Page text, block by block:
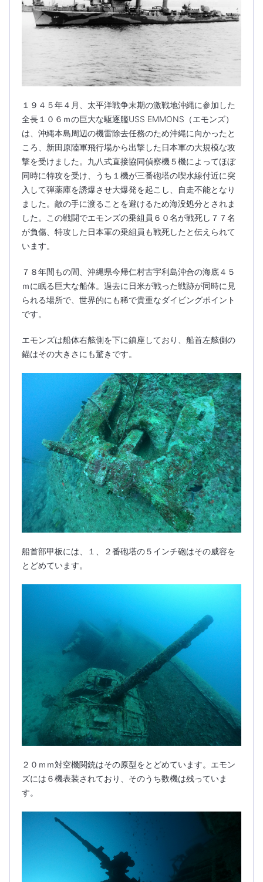
１９４５年４月、太平洋戦争末期の激戦地沖縄に参加した
全長１０６ｍの巨大な駆逐艦USS EMMONS（エモンズ）
は、沖縄本島周辺の機雷除去任務のため沖縄に向かったと
ころ、新田原陸軍飛行場から出撃した日本軍の大規模な攻
撃を受けました。九八式直接協同偵察機５機によってほぼ
同時に特攻を受け、うち１機が三番砲塔の喫水線付近に突
入して弾薬庫を誘爆させ大爆発を起こし、自走不能となり
ました。敵の手に渡ることを避けるため海没処分とされま
した。この戦闘でエモンズの乗組員６０名が戦死し７７名
が負傷、特攻した日本軍の乗組員も戦死したと伝えられて
います。
７８年間もの間、沖縄県今帰仁村古宇利島沖合の海底４５
ｍに眠る巨大な船体。過去に日米が戦った戦跡が同時に見
られる場所で、世界的にも稀で貴重なダイビングポイント
です。
エモンズは船体右舷側を下に鎮座しており、船首左舷側の
錨はその大きさにも驚きです。
船首部甲板には、１、２番砲塔の５インチ砲はその威容を
とどめています。
２０ｍｍ対空機関銃はその原型をとどめています。エモン
ズには６機表装されており、そのうち数機は残っていま
す。